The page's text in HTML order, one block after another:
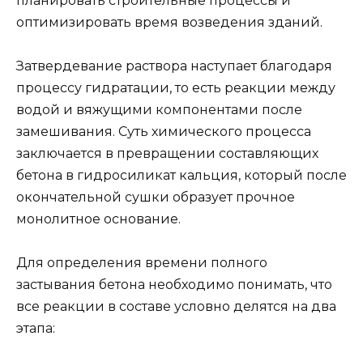
оптимизировать время возведения зданий.
Затвердевание раствора наступает благодаря
процессу гидратации, то есть реакции между
водой и вяжущими компонентами после
замешивания. Суть химического процесса
заключается в превращении составляющих
бетона в гидросиликат кальция, который после
окончательной сушки образует прочное
монолитное основание.
Для определения времени полного
застывания бетона необходимо понимать, что
все реакции в составе условно делятся на два
этапа: